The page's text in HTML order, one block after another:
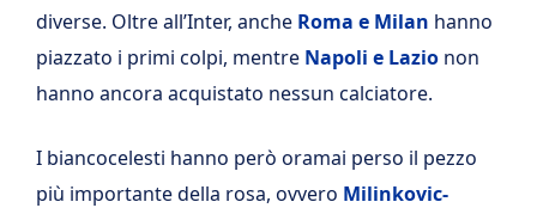
diverse. Oltre all’Inter, anche Roma e Milan hanno
piazzato i primi colpi, mentre Napoli e Lazio non
hanno ancora acquistato nessun calciatore.
I biancocelesti hanno però oramai perso il pezzo
più importante della rosa, ovvero Milinkovic-